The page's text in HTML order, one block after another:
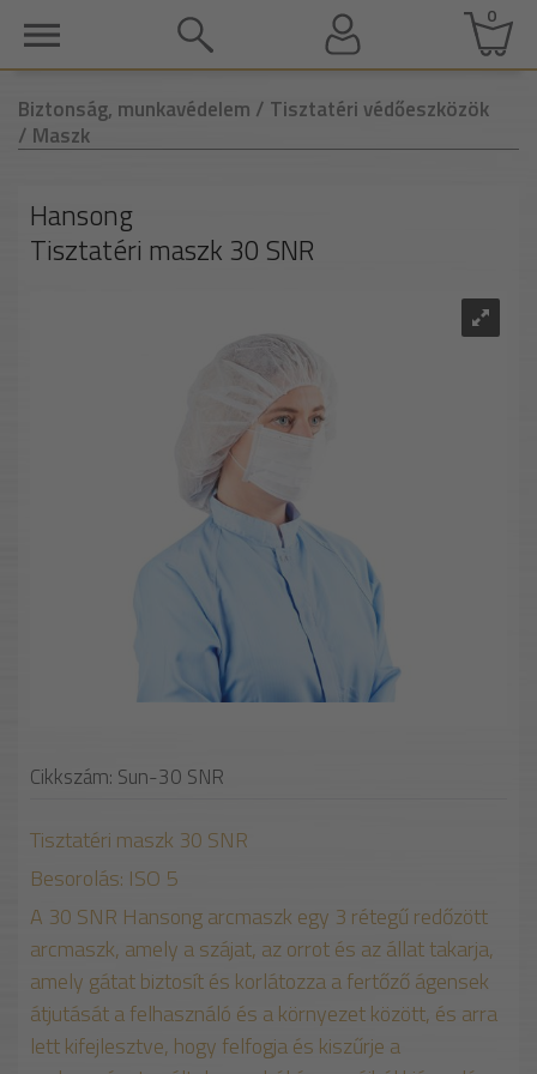
0
Biztonság, munkavédelem / Tisztatéri védőeszközök
/ Maszk
Hansong
Tisztatéri maszk 30 SNR
Cikkszám: Sun-30 SNR
Tisztatéri maszk 30 SNR
Besorolás: ISO 5
A 30 SNR Hansong arcmaszk egy 3 rétegű redőzött
arcmaszk, amely a szájat, az orrot és az állat takarja,
amely gátat biztosít és korlátozza a fertőző ágensek
átjutását a felhasználó és a környezet között, és arra
lett kifejlesztve, hogy felfogja és kiszűrje a